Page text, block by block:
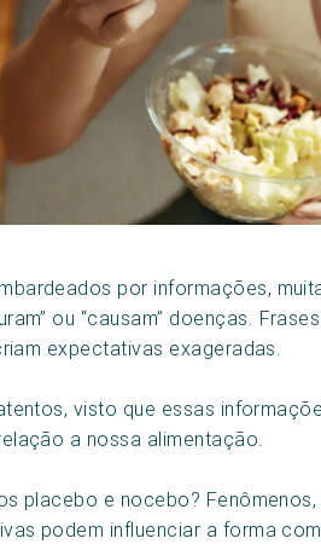
por informações,
ou “causam” doenças.
expectativas exageradas.
visto que essas
a nossa alimentação.
placebo e nocebo?
podem influenciar a forma